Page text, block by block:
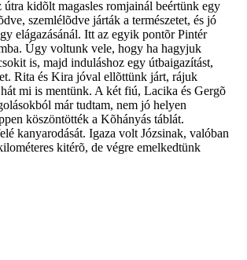
kidõlt magasles romjainál beértünk egy
szemlélõdve járták a természetet, és jó
elágazásánál. Itt az egyik pontõr Pintér
Úgy voltunk vele, hogy ha hagyjuk
is, majd induláshoz egy útbaigazítást,
Rita és Kira jóval ellõttünk járt, rájuk
mi is mentünk. A két fiú, Lacika és Gergõ
már tudtam, nem jó helyen
köszöntötték a Kõhányás táblát.
kanyarodását. Igaza volt Józsinak, valóban
kitérõ, de végre emelkedtünk